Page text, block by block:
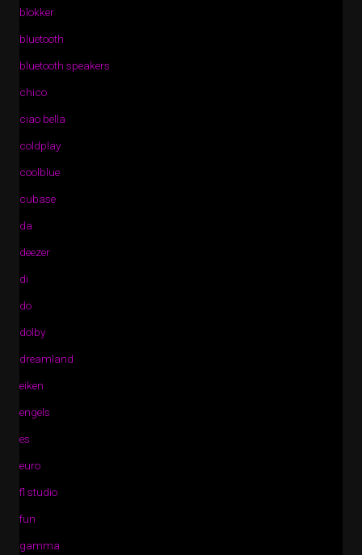
blokker
bluetooth
bluetooth speakers
chico
ciao bella
coldplay
coolblue
cubase
da
deezer
di
do
dolby
dreamland
eiken
engels
es
euro
fl studio
fun
gamma